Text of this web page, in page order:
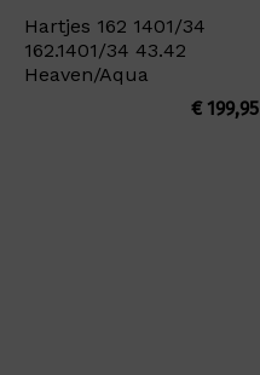
Hartjes 162 1401/34
162.1401/34 43.42
Heaven/Aqua
€199,95